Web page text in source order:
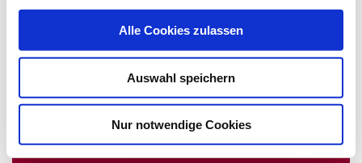
Alle Cookies zulassen
Auswahl speichern
Nur notwendige Cookies
Studie
Der Schlüssel für nachhaltig positive Effekte von
körperlicher Aktivität liegt in der…